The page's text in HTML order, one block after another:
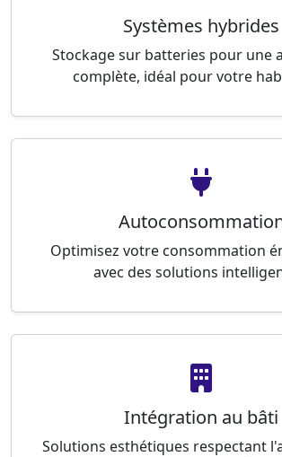
Systèmes hybrides
Stockage sur batteries pour une
complète, idéal pour votre
Optimisez votre consommation
avec des solutions
Intégration au bâti
Solutions esthétiques respectant